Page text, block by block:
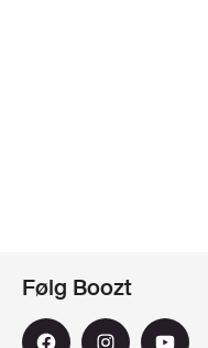
Følg Boozt